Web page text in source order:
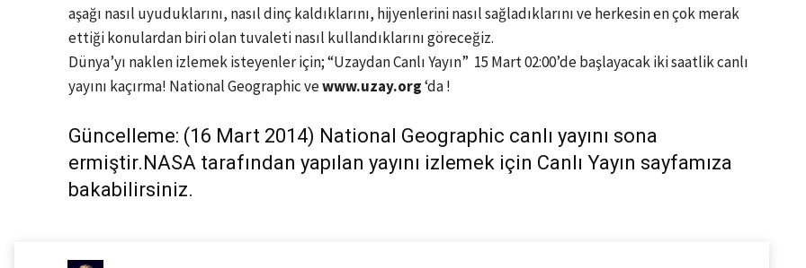
aşağı nasıl uyuduklarını, nasıl dinç kaldıklarını, hijyenlerini nasıl sağladıklarını ve herkesin en çok merak
ettiği konulardan biri olan tuvaleti nasıl kullandıklarını göreceğiz.
Dünya’yı naklen izlemek isteyenler için; “Uzaydan Canlı Yayın” 15 Mart 02:00’de başlayacak iki saatlik canlı
yayını kaçırma! National Geographic vewww.uzay.org‘da !
Güncelleme: (16 Mart 2014) National Geographic canlı yayını sona
ermiştir.NASA tarafından yapılan yayını izlemek için Canlı Yayın sayfamıza
bakabilirsiniz.